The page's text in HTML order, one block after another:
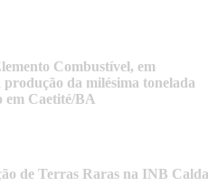
Combustível, em
produção da milésima tonelada
em Caetité/BA
de Terras Raras na INB